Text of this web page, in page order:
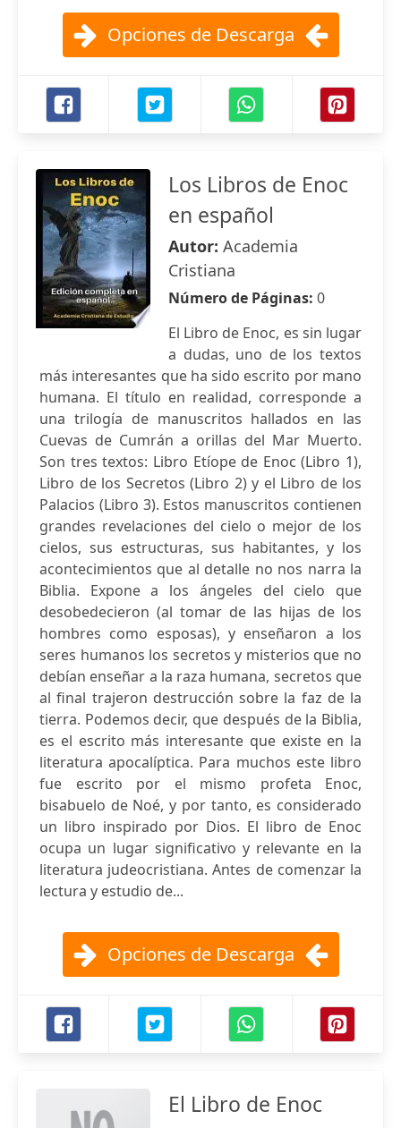
Opciones de Descarga
Los Libros de Enoc
en español
Autor: Academia
Cristiana
Número de Páginas: 0
El Libro de Enoc, es sin lugar
a dudas, uno de los textos
más interesantes que ha sido escrito por mano
humana. El título en realidad, corresponde a
una trilogía de manuscritos hallados en las
Cuevas de Cumrán a orillas del Mar Muerto.
Son tres textos: Libro Etíope de Enoc (Libro 1),
Libro de los Secretos (Libro 2) y el Libro de los
Palacios (Libro 3). Estos manuscritos contienen
grandes revelaciones del cielo o mejor de los
cielos, sus estructuras, sus habitantes, y los
acontecimientos que al detalle no nos narra la
Biblia. Expone a los ángeles del cielo que
desobedecieron (al tomar de las hijas de los
hombres como esposas), y enseñaron a los
seres humanos los secretos y misterios que no
debían enseñar a la raza humana, secretos que
al final trajeron destrucción sobre la faz de la
tierra. Podemos decir, que después de la Biblia,
es el escrito más interesante que existe en la
literatura apocalíptica. Para muchos este libro
fue escrito por el mismo profeta Enoc,
bisabuelo de Noé, y por tanto, es considerado
un libro inspirado por Dios. El libro de Enoc
ocupa un lugar significativo y relevante en la
literatura judeocristiana. Antes de comenzar la
lectura y estudio de...
Opciones de Descarga
El Libro de Enoc